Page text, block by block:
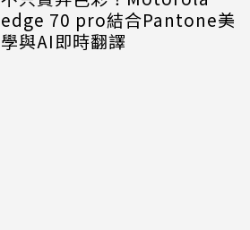
edge 70 pro結合Pantone美
學與AI即時翻譯